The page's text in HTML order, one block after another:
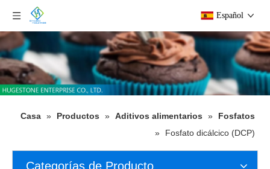
Español
Casa » Productos » Aditivos alimentarios »
Fosfatos
»
Fosfato dicálcico (DCP)
Categorías de Producto